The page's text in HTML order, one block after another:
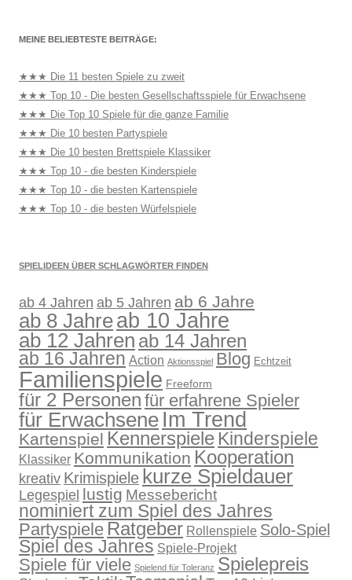
MEINE BELIEBTESTE BEITRÄGE:
★★★ Die 11 besten Spiele zu zweit
★★★ Top 10 - Die besten Gesellschaftsspiele für Erwachsene
★★★ Die Top 10 Spiele für die ganze Familie
★★★ Die 10 besten Partyspiele
★★★ Die 10 besten Brettspiele Klassiker
★★★ Top 10 - die besten Kinderspiele
★★★ Top 10 - die besten Kartenspiele
★★★ Top 10 - die besten Würfelspiele
SPIELIDEEN ÜBER SCHLAGWÖRTER FINDEN
ab 4 Jahren ab 5 Jahren ab 6 Jahre
ab 8 Jahreab 10 Jahre
ab 12 Jahren ab 14 Jahren
ab 16 Jahren Action Aktionsspiel Blog Echtzeit
Familienspiele Freeform
für 2 Personen für erfahrene Spieler
für Erwachsene Im Trend
Kartenspiel Kennerspiele Kinderspiele
Klassiker Kommunikation Kooperation
kreativ Krimispiele kurze Spieldauer
Legespiel lustig Messebericht
nominiert zum Spiel des Jahres
Partyspiele Ratgeber Rollenspiele Solo-Spiel
Spiel des Jahres Spiele-Projekt
Spiele für viele Spielend für Toleranz Spielepreis